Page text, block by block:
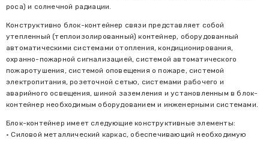
роса) и солнечной радиации.
Конструктивно блок-контейнер связи представляет собой
утепленный (теплоизолированный) контейнер, оборудованный
автоматическими системами отопления, кондиционирования,
охранно-пожарной сигнализацией, системой автоматического
пожаротушения, системой оповещения о пожаре, системой
электропитания, розеточной сетью, системами рабочего и
аварийного освещения, шиной заземления и установленным в блок-
контейнер необходимым оборудованием и инженерными системами.
Блок-контейнер имеет следующие конструктивные элементы:
• Силовой металлический каркас, обеспечивающий необходимую